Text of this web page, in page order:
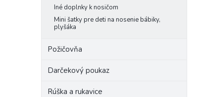
Iné doplnky k nosičom
Mini šatky pre deti na nosenie bábiky,
plyšáka
Požičovňa
Darčekový poukaz
Rúška a rukavice